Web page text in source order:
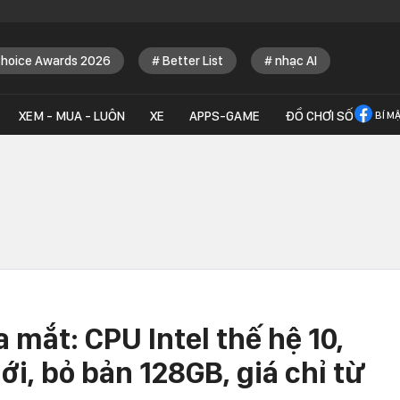
Awards 2026 Better List nhạc AI
XEM - MUA - LUÔN XE APPS-GAME ĐỒ CHƠI SỐ BÍ
AI thừa nhận
dựng từ "đống
viện"
còn chịu đau dài dài
siết kích hoạt lậu
mắt: CPU Intel thế hệ 10,
bỏ bản 128GB, giá chỉ từ